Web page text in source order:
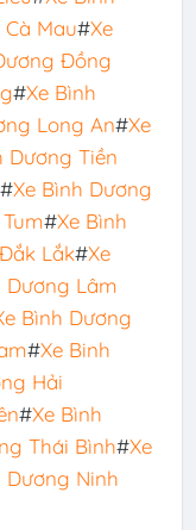
Mau#Xe
Đồng
#Xe Bình
Long An#Xe
Dương Tiền
#Xe Bình Dương
#Xe Bình
Lắk#Xe
Dương Lâm
Bình Dương
#Xe Binh
Hải
#Xe Bình
Thái Bình#Xe
Dương Ninh